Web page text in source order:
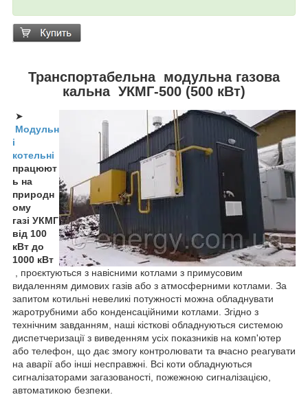
Транспортабельна модульна газова
кальна УКМГ-500 (500 кВт)
➤
Модульн
і
котельні
працюют
ь на
природн
ому
газі УКМГ
від 100
кВт до
1000 кВт
, проєктуються з навісними котлами з примусовим
видаленням димових газів або з атмосферними котлами. За
запитом котильні невеликі потужності можна обладнувати
жаротрубними або конденсаційними котлами. Згідно з
технічним завданням, наші кісткові обладнуються системою
диспетчеризації з виведенням усіх показників на комп'ютер
або телефон, що дає змогу контролювати та вчасно реагувати
на аварії або інші несправжні. Всі коти обладнуються
сигналізаторами загазованості, пожежною сигналізацією,
автоматикою безпеки.